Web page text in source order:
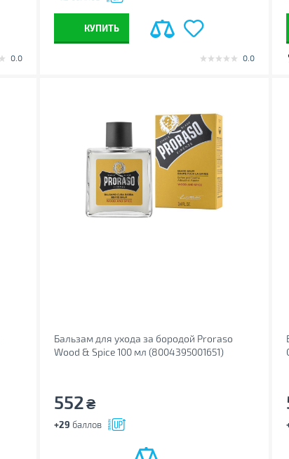
0.0
КУПИТЬ
0.0
Бальзам для ухода за бородой Proraso
Wood & Spice 100 мл (8004395001651)
552₴
+29 баллов